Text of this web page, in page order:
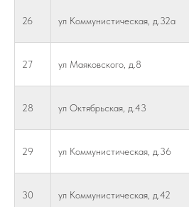
26 ул Коммунистическая, д.32а
27 ул Маяковского, д.8
28 ул Октябрьская, д.43
29 ул Коммунистическая, д.36
30 ул Коммунистическая, д.42